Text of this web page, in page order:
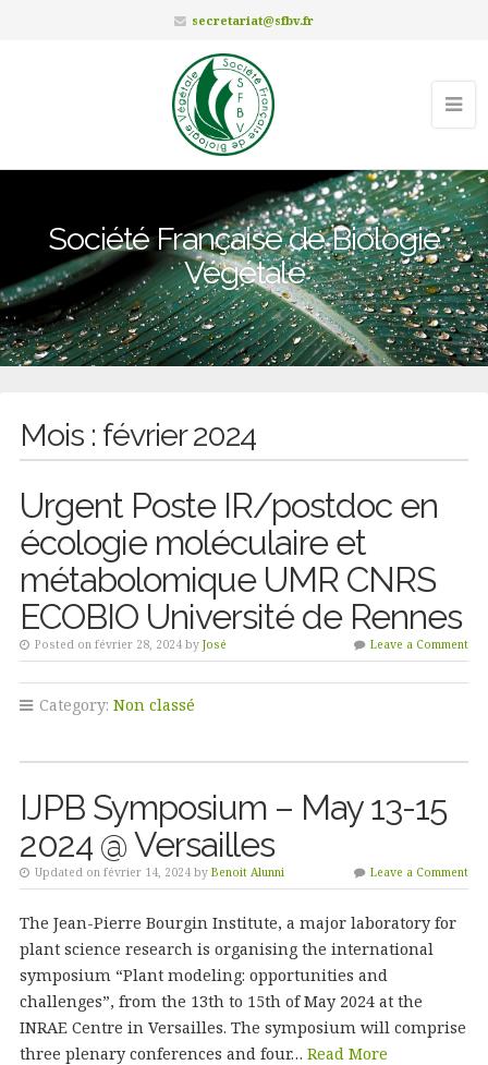
secretariat@sfbv.fr
Société Française de Biologie
Végétale
Mois : février 2024
Urgent Poste IR/postdoc en
écologie moléculaire et
métabolomique UMR CNRS
ECOBIO Université de Rennes
Posted on février 28, 2024 by José Leave a Comment
Category: Non classé
IJPB Symposium – May 13-15
2024 @ Versailles
Updated on février 14, 2024 by Benoit Alunni Leave a Comment
The Jean-Pierre Bourgin Institute, a major laboratory for
plant science research is organising the international
symposium “Plant modeling: opportunities and
challenges”, from the 13th to 15th of May 2024 at the
INRAE Centre in Versailles. The symposium will comprise
three plenary conferences and four… Read More